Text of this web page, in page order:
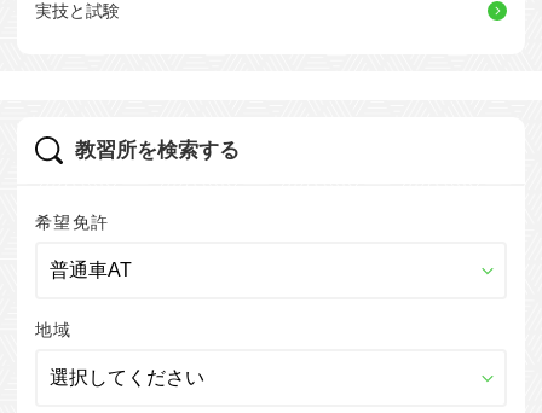
実技と試験
教習所を検索する
希望免許
地域